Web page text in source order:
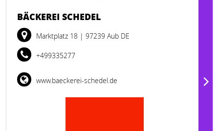
BÄCKEREI SCHEDEL
Marktplatz 18 | 97239 Aub DE
+499335277
www.baeckerei-schedel.de